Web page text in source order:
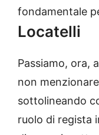
fondamentale
Locatelli
Passiamo, ora,
non menzionare
sottolineando
ruolo di regista